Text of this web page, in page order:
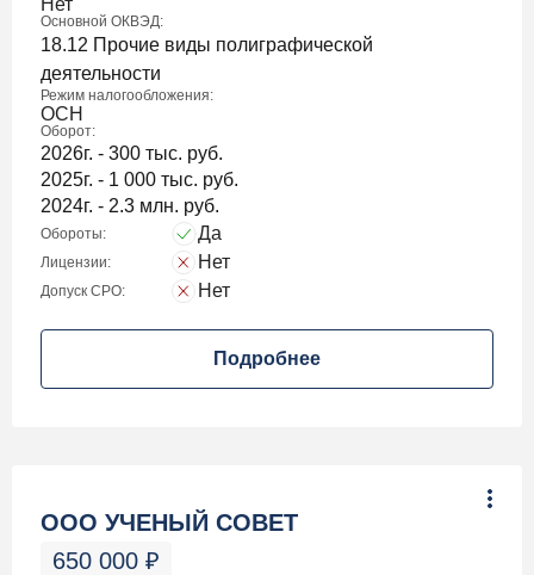
Основной ОКВЭД:
18.12 Прочие виды полиграфической
деятельности
Режим налогообложения:
ОСН
Оборот:
2026г. - 300 тыс. руб.
2025г. - 1 000 тыс. руб.
2024г. - 2.3 млн. руб.
Обороты: Да
Лицензии: Нет
Допуск СРО: Нет
Подробнее
ООО УЧЕНЫЙ СОВЕТ
650 000 ₽